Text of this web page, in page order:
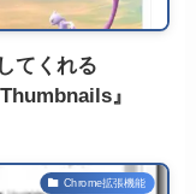
てくれる
』
Chrome拡張機能